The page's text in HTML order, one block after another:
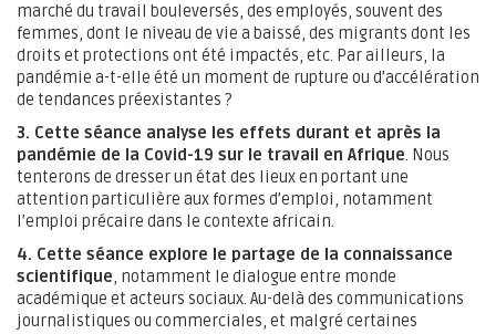
marché du travail bouleversés, des employés, souvent des
femmes, dont le niveau de vie a baissé, des migrants dont les
droits et protections ont été impactés, etc. Par ailleurs, la
pandémie a-t-elle été un moment de rupture ou d’accélération
de tendances préexistantes ?
3. Cette séance analyse les effets durant et après la
pandémie de la Covid-19 sur le travail en Afrique. Nous
tenterons de dresser un état des lieux en portant une
attention particulière aux formes d’emploi, notamment
l’emploi précaire dans le contexte africain.
4. Cette séance explore le partage de la connaissance
scientifique, notamment le dialogue entre monde
académique et acteurs sociaux. Au-delà des communications
journalistiques ou commerciales, et malgré certaines